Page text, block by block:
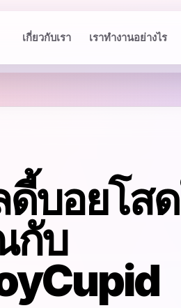
เกี่ยวกับเรา เราทำงานอย่างไร
ดี้บอยโส
กับ